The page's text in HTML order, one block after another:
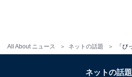
All About ニュース ネットの話題
ネットの話題